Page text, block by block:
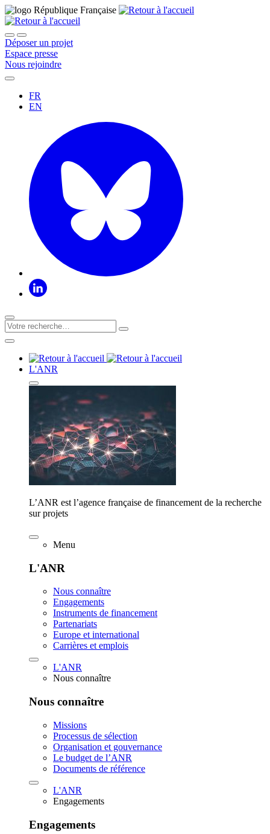
Déposer un projet
Espace presse
Nous rejoindre
FR
EN
L'ANR
L’ANR est l’agence française de financement de la recherche
sur projets
Menu
L'ANR
Nous connaître
Engagements
Instruments de financement
Partenariats
Europe et international
Carrières et emplois
L'ANR
Nous connaître
Nous connaître
Missions
Processus de sélection
Organisation et gouvernance
Le budget de l’ANR
Documents de référence
L'ANR
Engagements
Engagements